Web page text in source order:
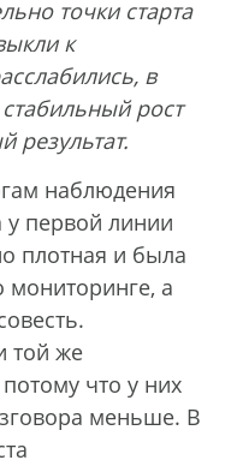
точки старта
к
в
рост
результат.
наблюдения
у первой линии
плотная и была
а
той же
что у них
меньше. В